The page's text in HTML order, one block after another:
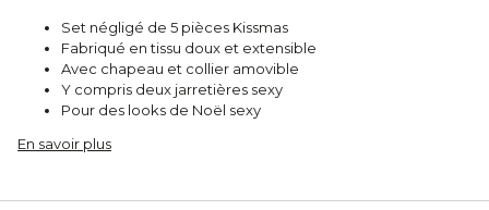
Set négligé de 5 pièces Kissmas
Fabriqué en tissu doux et extensible
Avec chapeau et collier amovible
Y compris deux jarretières sexy
Pour des looks de Noël sexy
En savoir plus